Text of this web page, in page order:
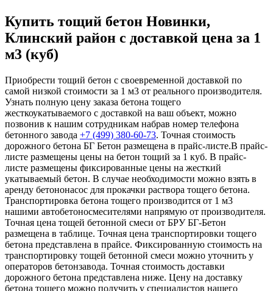
Купить тощий бетон Новинки,
Клинский район с доставкой цена за 1
м3 (куб)
Приобрести тощий бетон с своевременной доставкой по
самой низкой стоимости за 1 м3 от реального производителя.
Узнать полную цену заказа бетона тощего
жесткоукатываемого с доставкой на ваш объект, можно
позвонив к нашим сотрудникам набрав номер телефона
бетонного завода +7 (499) 380-60-73. Точная стоимость
дорожного бетона БГ Бетон размещена в прайс-листе.В прайс-
листе размещены цены на бетон тощий за 1 куб. В прайс-
листе размещены фиксированные цены на жесткий
укатываемый бетон. В случае необходимости можно взять в
аренду бетононасос для прокачки раствора тощего бетона.
Транспортировка бетона тощего производится от 1 м3
нашими автобетоносмесителями напрямую от производителя.
Точная цена тощей бетонной смеси от БРУ БГ-Бетон
размещена в таблице. Точная цена транспортировки тощего
бетона представлена в прайсе. Фиксированную стоимость на
транспортировку тощей бетонной смеси можно уточнить у
операторов бетонзавода. Точная стоимость доставки
дорожного бетона представлена ниже. Цену на доставку
бетона тощего можно получить у специалистов нашего